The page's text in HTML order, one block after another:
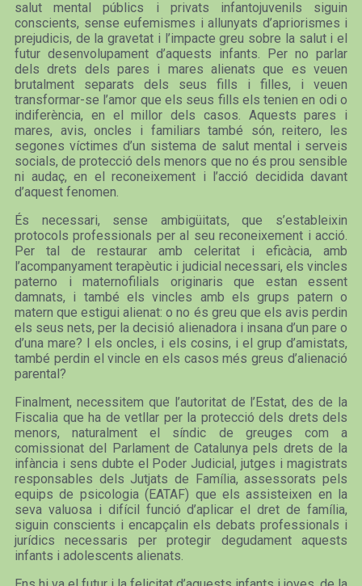
salut mental públics i privats infantojuvenils siguin
conscients, sense eufemismes i allunyats d’apriorismes i
prejudicis, de la gravetat i l’impacte greu sobre la salut i el
futur desenvolupament d’aquests infants. Per no parlar
dels drets dels pares i mares alienats que es veuen
brutalment separats dels seus fills i filles, i veuen
transformar-se l’amor que els seus fills els tenien en odi o
indiferència, en el millor dels casos. Aquests pares i
mares, avis, oncles i familiars també són, reitero, les
segones víctimes d’un sistema de salut mental i serveis
socials, de protecció dels menors que no és prou sensible
ni audaç, en el reconeixement i l’acció decidida davant
d’aquest fenomen.
És necessari, sense ambigüitats, que s’estableixin
protocols professionals per al seu reconeixement i acció.
Per tal de restaurar amb celeritat i eficàcia, amb
l’acompanyament terapèutic i judicial necessari, els vincles
paterno i maternofilials originaris que estan essent
damnats, i també els vincles amb els grups patern o
matern que estigui alienat: o no és greu que els avis perdin
els seus nets, per la decisió alienadora i insana d’un pare o
d’una mare? I els oncles, i els cosins, i el grup d’amistats,
també perdin el vincle en els casos més greus d’alienació
parental?
Finalment, necessitem que l’autoritat de l’Estat, des de la
Fiscalia que ha de vetllar per la protecció dels drets dels
menors, naturalment el síndic de greuges com a
comissionat del Parlament de Catalunya pels drets de la
infància i sens dubte el Poder Judicial, jutges i magistrats
responsables dels Jutjats de Família, assessorats pels
equips de psicologia (EATAF) que els assisteixen en la
seva valuosa i difícil funció d’aplicar el dret de família,
siguin conscients i encapçalin els debats professionals i
jurídics necessaris per protegir degudament aquests
infants i adolescents alienats.